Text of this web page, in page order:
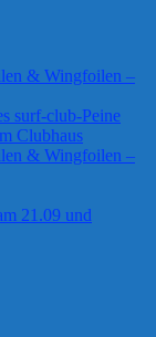
& Wingfoilen –
surf-club-Peine
Clubhaus
& Wingfoilen –
21.09 und